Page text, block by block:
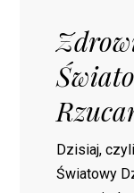
Dzisiaj,
Światowy